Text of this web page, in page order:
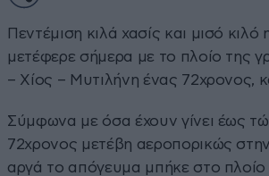
Πεντέμιση κιλά χασίς και μισό κιλό
μετέφερε σήμερα με το πλοίο της
– Χίος – Μυτιλήνη ένας 72χρονος,
Σύμφωνα με όσα έχουν γίνει έως
72χρονος μετέβη αεροπορικώς
αργά το απόγευμα μπήκε στο πλοίο